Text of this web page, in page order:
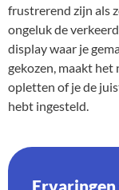
frustrerend zijn als
ongeluk de
display waar je
gekozen, maakt het
opletten of je de
hebt ingesteld.